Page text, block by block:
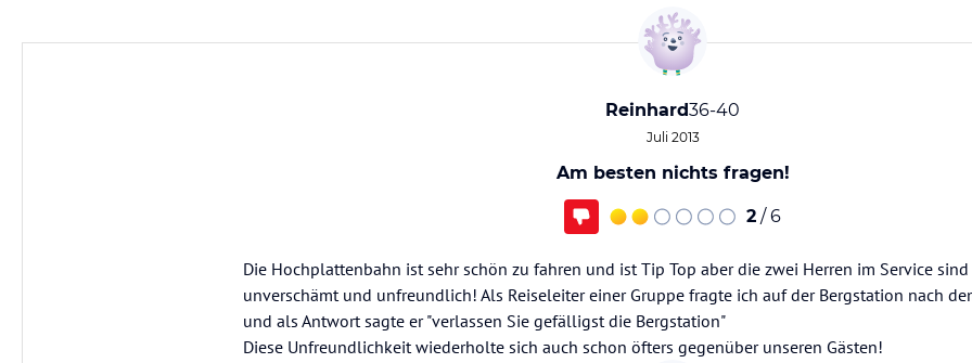
Reinhard36-40
Juli 2013
Am besten nichts fragen!
2 / 6
Die Hochplattenbahn ist sehr schön zu fahren und ist Tip Top aber die zwei Herren im Service
unverschämt und unfreundlich! Als Reiseleiter einer Gruppe fragte ich auf der Bergstation nach
und als Antwort sagte er "verlassen Sie gefälligst die Bergstation"
Diese Unfreundlichkeit wiederholte sich auch schon öfters gegenüber unseren Gästen!